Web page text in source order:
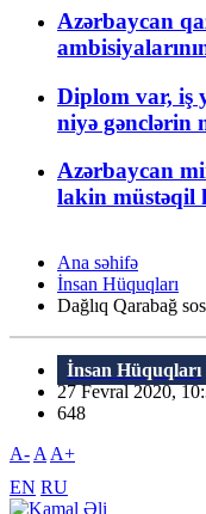
Azərbaycan
Diplom var, iş
niyə gənclərin
Azərbaycan
lakin müstəqil
Ana səhifə
İnsan Hüquqları
Dağlıq Qarabağ
İnsan Hüquqları
27 Fevral 2020,
648
A- A A+
EN RU